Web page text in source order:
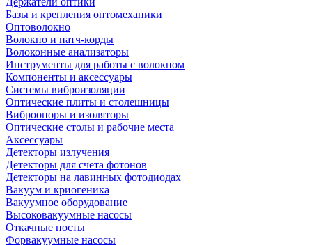
Базы и крепления оптомеханики
Оптоволокно
Волокно и патч-корды
Волоконные анализаторы
Инструменты для работы с волокном
Компоненты и аксессуары
Системы виброизоляции
Оптические плиты и столешницы
Виброопоры и изоляторы
Оптические столы и рабочие места
Аксессуары
Детекторы излучения
Детекторы для счета фотонов
Детекторы на лавинных фотодиодах
Вакуум и криогеника
Вакуумное оборудование
Высоковакуумные насосы
Откачные посты
Форвакуумные насосы